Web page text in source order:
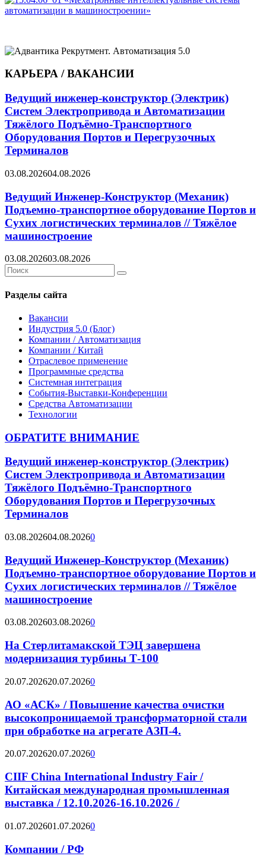
КАРЬЕРА / ВАКАНСИИ
Ведущий инженер-конструктор (Электрик)
Систем Электропривода и Автоматизации
Тяжёлого Подъёмно-Транспортного
Оборудования Портов и Перегрузочных
Терминалов
03.08.202604.08.2026
Ведущий Инженер-Конструктор (Механик)
Подъемно-транспортное оборудование Портов и
Сухих логистических терминалов // Тяжёлое
машиностроение
03.08.202603.08.2026
Search
for:
Search
Разделы сайта
Вакансии
Индустрия 5.0 (Блог)
Компании / Автоматизация
Компании / Китай
Отраслевое применение
Программные средства
Системная интеграция
События-Выставки-Конференции
Средства Автоматизации
Технологии
ОБРАТИТЕ ВНИМАНИЕ
Ведущий инженер-конструктор (Электрик)
Систем Электропривода и Автоматизации
Тяжёлого Подъёмно-Транспортного
Оборудования Портов и Перегрузочных
Терминалов
03.08.202604.08.20260
Ведущий Инженер-Конструктор (Механик)
Подъемно-транспортное оборудование Портов и
Сухих логистических терминалов // Тяжёлое
машиностроение
03.08.202603.08.20260
На Стерлитамакской ТЭЦ завершена
модернизация турбины Т-100
20.07.202620.07.20260
АО «АСК» / Повышение качества очистки
высокопроницаемой трансформаторной стали
при обработке на агрегате АЗП-4.
20.07.202620.07.20260
CIIF China International Industry Fair /
Китайская международная промышленная
выставка / 12.10.2026-16.10.2026 /
01.07.202601.07.20260
Компании / РФ